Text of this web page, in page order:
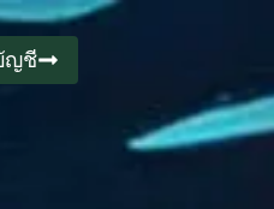
ญชี